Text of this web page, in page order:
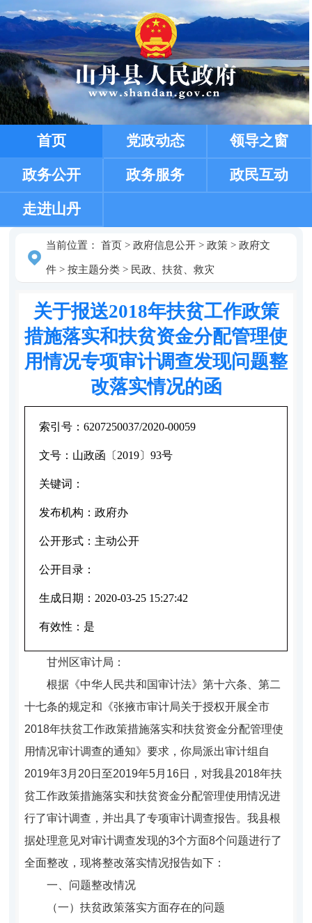
首页 党政动态 领导之窗
政务公开 政务服务 政民互动
走进山丹
当前位置： 首页> 政府信息公开> 政策> 政府文
件> 按主题分类> 民政、扶贫、救灾
关于报送2018年扶贫工作政策
措施落实和扶贫资金分配管理使
用情况专项审计调查发现问题整
改落实情况的函
索引号： 6207250037/2020-00059
文号： 山政函〔2019〕93号
关键词：
发布机构： 政府办
公开形式： 主动公开
公开目录：
生成日期： 2020-03-25 15:27:42
有效性： 是
甘州区审计局：
根据《中华人民共和国审计法》第十六条、第二
十七条的规定和《张掖市审计局关于授权开展全市
2018年扶贫工作政策措施落实和扶贫资金分配管理使
用情况审计调查的通知》要求，你局派出审计组自
2019年3月20日至2019年5月16日，对我县2018年扶
贫工作政策措施落实和扶贫资金分配管理使用情况进
行了审计调查，并出具了专项审计调查报告。我县根
据处理意见对审计调查发现的3个方面8个问题进行了
全面整改，现将整改落实情况报告如下：
一、问题整改情况
（一）扶贫政策落实方面存在的问题